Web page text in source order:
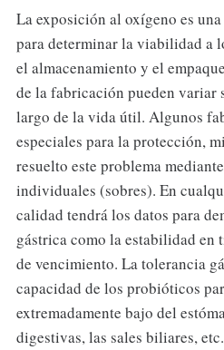
La exposición al oxígeno es
para determinar la viabilidad a
el almacenamiento y el
de la fabricación pueden variar
largo de la vida útil. Algunos
especiales para la protección,
resuelto este problema
individuales (sobres). En
calidad tendrá los datos para
gástrica como la estabilidad en
de vencimiento. La tolerancia
capacidad de los probióticos
extremadamente bajo del
digestivas, las sales biliares,